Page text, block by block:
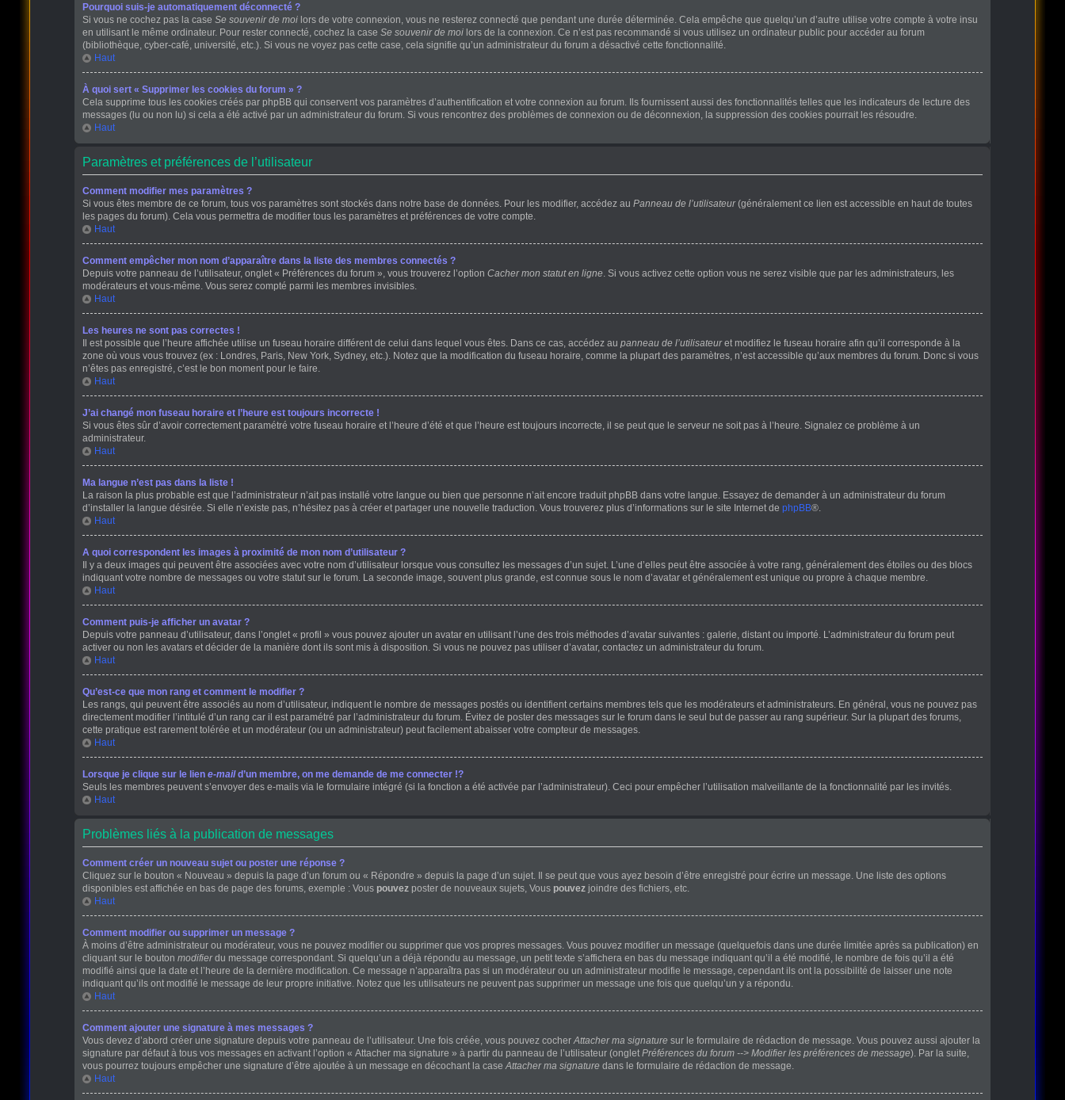
Pourquoi suis-je automatiquement déconnecté ?
Si vous ne cochez pas la case Se souvenir de moilors de votre connexion, vous ne resterez connecté que pendant une durée déterminée. Cela empêche que quelqu’un d’autre utilise votre compte à votre insu
en utilisant le même ordinateur. Pour rester connecté, cochez la case Se souvenir de moilors de la connexion. Ce n’est pas recommandé si vous utilisez un ordinateur public pour accéder au forum
(bibliothèque, cyber-café, université, etc.). Si vous ne voyez pas cette case, cela signifie qu’un administrateur du forum a désactivé cette fonctionnalité.
Haut
À quoi sert « Supprimer les cookies du forum » ?
Cela supprime tous les cookies créés par phpBB qui conservent vos paramètres d’authentification et votre connexion au forum. Ils fournissent aussi des fonctionnalités telles que les indicateurs de lecture des
messages (lu ou non lu) si cela a été activé par un administrateur du forum. Si vous rencontrez des problèmes de connexion ou de déconnexion, la suppression des cookies pourrait les résoudre.
Haut
Paramètres et préférences de l’utilisateur
Comment modifier mes paramètres ?
Si vous êtes membre de ce forum, tous vos paramètres sont stockés dans notre base de données. Pour les modifier, accédez au Panneau de l’utilisateur(généralement ce lien est accessible en haut de toutes
les pages du forum). Cela vous permettra de modifier tous les paramètres et préférences de votre compte.
Haut
Comment empêcher mon nom d’apparaître dans la liste des membres connectés ?
Depuis votre panneau de l’utilisateur, onglet « Préférences du forum », vous trouverez l’option Cacher mon statut en ligne. Si vous activez cette option vous ne serez visible que par les administrateurs, les
modérateurs et vous-même. Vous serez compté parmi les membres invisibles.
Haut
Les heures ne sont pas correctes !
Il est possible que l’heure affichée utilise un fuseau horaire différent de celui dans lequel vous êtes. Dans ce cas, accédez au panneau de l’utilisateuret modifiez le fuseau horaire afin qu’il corresponde à la
zone où vous vous trouvez (ex : Londres, Paris, New York, Sydney, etc.). Notez que la modification du fuseau horaire, comme la plupart des paramètres, n’est accessible qu’aux membres du forum. Donc si vous
n’êtes pas enregistré, c’est le bon moment pour le faire.
Haut
J’ai changé mon fuseau horaire et l’heure est toujours incorrecte !
Si vous êtes sûr d’avoir correctement paramétré votre fuseau horaire et l’heure d’été et que l’heure est toujours incorrecte, il se peut que le serveur ne soit pas à l’heure. Signalez ce problème à un
administrateur.
Haut
Ma langue n’est pas dans la liste !
La raison la plus probable est que l’administrateur n’ait pas installé votre langue ou bien que personne n’ait encore traduit phpBB dans votre langue. Essayez de demander à un administrateur du forum
d’installer la langue désirée. Si elle n’existe pas, n’hésitez pas à créer et partager une nouvelle traduction. Vous trouverez plus d’informations sur le site Internet de phpBB®.
Haut
A quoi correspondent les images à proximité de mon nom d’utilisateur ?
Il y a deux images qui peuvent être associées avec votre nom d’utilisateur lorsque vous consultez les messages d’un sujet. L’une d’elles peut être associée à votre rang, généralement des étoiles ou des blocs
indiquant votre nombre de messages ou votre statut sur le forum. La seconde image, souvent plus grande, est connue sous le nom d’avatar et généralement est unique ou propre à chaque membre.
Haut
Comment puis-je afficher un avatar ?
Depuis votre panneau d’utilisateur, dans l’onglet « profil » vous pouvez ajouter un avatar en utilisant l’une des trois méthodes d’avatar suivantes : galerie, distant ou importé. L’administrateur du forum peut
activer ou non les avatars et décider de la manière dont ils sont mis à disposition. Si vous ne pouvez pas utiliser d’avatar, contactez un administrateur du forum.
Haut
Qu’est-ce que mon rang et comment le modifier ?
Les rangs, qui peuvent être associés au nom d’utilisateur, indiquent le nombre de messages postés ou identifient certains membres tels que les modérateurs et administrateurs. En général, vous ne pouvez pas
directement modifier l’intitulé d’un rang car il est paramétré par l’administrateur du forum. Évitez de poster des messages sur le forum dans le seul but de passer au rang supérieur. Sur la plupart des forums,
cette pratique est rarement tolérée et un modérateur (ou un administrateur) peut facilement abaisser votre compteur de messages.
Haut
Lorsque je clique sur le lien e-maild’un membre, on me demande de me connecter !?
Seuls les membres peuvent s’envoyer des e-mails via le formulaire intégré (si la fonction a été activée par l’administrateur). Ceci pour empêcher l’utilisation malveillante de la fonctionnalité par les invités.
Haut
Problèmes liés à la publication de messages
Comment créer un nouveau sujet ou poster une réponse ?
Cliquez sur le bouton « Nouveau » depuis la page d’un forum ou « Répondre » depuis la page d’un sujet. Il se peut que vous ayez besoin d’être enregistré pour écrire un message. Une liste des options
disponibles est affichée en bas de page des forums, exemple : Vous pouvezposter de nouveaux sujets, Vous pouvezjoindre des fichiers, etc.
Haut
Comment modifier ou supprimer un message ?
À moins d’être administrateur ou modérateur, vous ne pouvez modifier ou supprimer que vos propres messages. Vous pouvez modifier un message (quelquefois dans une durée limitée après sa publication) en
cliquant sur le bouton modifierdu message correspondant. Si quelqu’un a déjà répondu au message, un petit texte s’affichera en bas du message indiquant qu’il a été modifié, le nombre de fois qu’il a été
modifié ainsi que la date et l’heure de la dernière modification. Ce message n’apparaîtra pas si un modérateur ou un administrateur modifie le message, cependant ils ont la possibilité de laisser une note
indiquant qu’ils ont modifié le message de leur propre initiative. Notez que les utilisateurs ne peuvent pas supprimer un message une fois que quelqu’un y a répondu.
Haut
Comment ajouter une signature à mes messages ?
Vous devez d’abord créer une signature depuis votre panneau de l’utilisateur. Une fois créée, vous pouvez cocher Attacher ma signature sur le formulaire de rédaction de message. Vous pouvez aussi ajouter la
signature par défaut à tous vos messages en activant l’option « Attacher ma signature » à partir du panneau de l’utilisateur (onglet Préférences du forum --> Modifier les préférences de message). Par la suite,
vous pourrez toujours empêcher une signature d’être ajoutée à un message en décochant la case Attacher ma signature dans le formulaire de rédaction de message.
Haut